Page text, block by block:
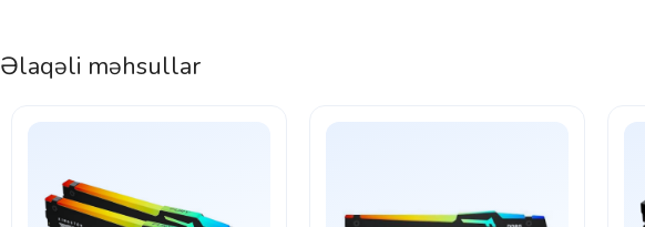
Əlaqəli məhsullar